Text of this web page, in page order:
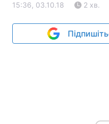
15:36, 03.10.18 2 хв.